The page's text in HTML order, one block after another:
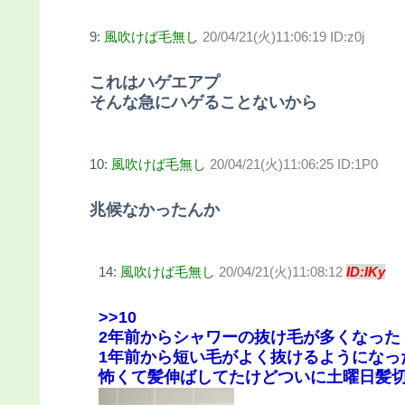
9: 風吹けば毛無し 20/04/21(火)11:06:19 ID:z0j
これはハゲエアプ
そんな急にハゲることないから
10: 風吹けば毛無し 20/04/21(火)11:06:25 ID:1P0
兆候なかったんか
14: 風吹けば毛無し 20/04/21(火)11:08:12 ID:IKy
>>10
2年前からシャワーの抜け毛が多くなった
1年前から短い毛がよく抜けるようになっ
怖くて髪伸ばしてたけどついに土曜日髪